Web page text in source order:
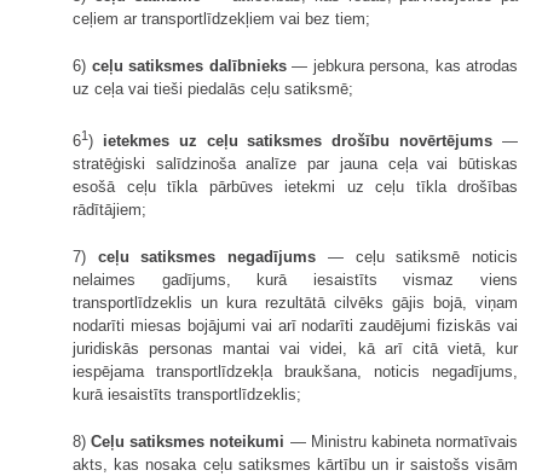
ceļiem ar transportlīdzekļiem vai bez tiem;
6) ceļu satiksmes dalībnieks— jebkura persona, kas atrodas
uz ceļa vai tieši piedalās ceļu satiksmē;
61) ietekmes uz ceļu satiksmes drošību novērtējums —
stratēģiski salīdzinoša analīze par jauna ceļa vai būtiskas
esošā ceļu tīkla pārbūves ietekmi uz ceļu tīkla drošības
rādītājiem;
7) ceļu satiksmes negadījums — ceļu satiksmē noticis
nelaimes gadījums, kurā iesaistīts vismaz viens
transportlīdzeklis un kura rezultātā cilvēks gājis bojā, viņam
nodarīti miesas bojājumi vai arī nodarīti zaudējumi fiziskās vai
juridiskās personas mantai vai videi, kā arī citā vietā, kur
iespējama transportlīdzekļa braukšana, noticis negadījums,
kurā iesaistīts transportlīdzeklis;
8)Ceļu satiksmes noteikumi — Ministru kabineta normatīvais
akts, kas nosaka ceļu satiksmes kārtību un ir saistošs visām